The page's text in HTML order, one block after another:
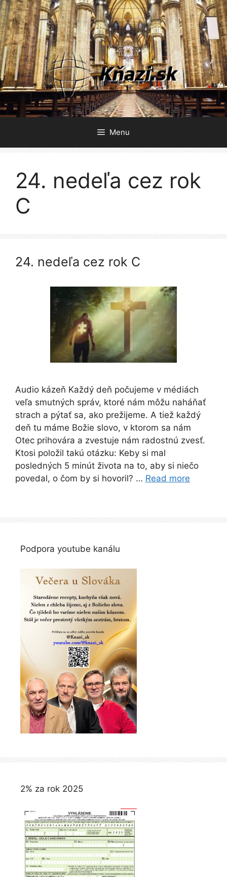
Preskočiť
na
obsah
Menu
24. nedeľa cez rok
C
24. nedeľa cez rok C
Audio kázeň Každý deň počujeme v médiách
veľa smutných správ, ktoré nám môžu naháňať
strach a pýtať sa, ako prežijeme. A tiež každý
deň tu máme Božie slovo, v ktorom sa nám
Otec prihovára a zvestuje nám radostnú zvesť.
Ktosi položil takú otázku: Keby si mal
posledných 5 minút života na to, aby si niečo
povedal, o čom by si hovoril? … Read more
Podpora youtube kanálu
2% za rok 2025